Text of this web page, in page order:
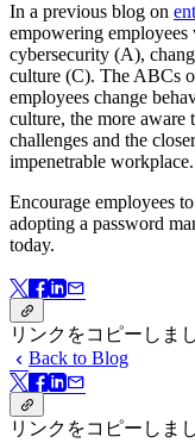
In a previous blog on
empowering employees
cybersecurity (A),
culture (C). The ABCs
employees change
culture, the more
challenges and the
impenetrable workplace.
Encourage employees
adopting a password
today.
リンクをコピーしま
Back to Blog
リンクをコピーしま